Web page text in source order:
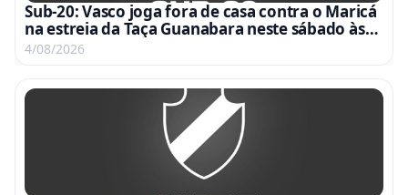
Sub-20: Vasco joga fora de casa contra o Maricá
na estreia da Taça Guanabara neste sábado às
15h
4/08/2026